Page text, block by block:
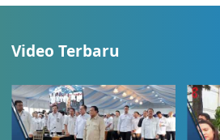
Video Terbaru